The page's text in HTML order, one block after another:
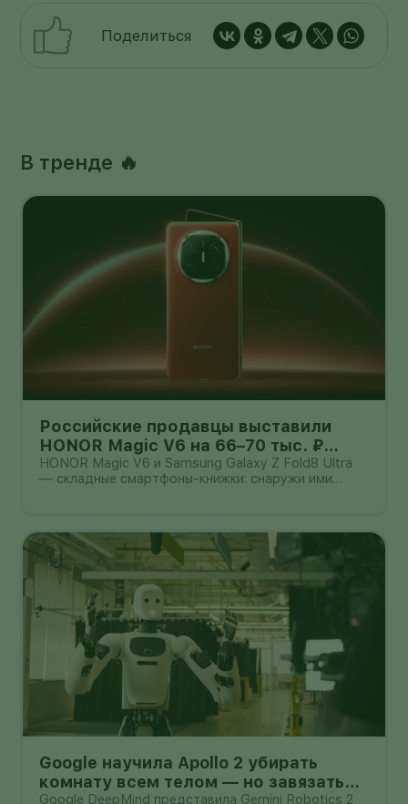
Поделиться
В тренде 🔥
Российские продавцы выставили
HONOR Magic V6 на 66–70 тыс. ₽
дешевле Galaxy Z Fold8 Ultra — но
гарантия другая
HONOR Magic V6 и Samsung Galaxy Z Fold8 Ultra
— складные смартфоны-книжки: снаружи ими
Google научила Apollo 2 убирать
комнату всем телом — но завязать
Google DeepMind представила Gemini Robotics 2